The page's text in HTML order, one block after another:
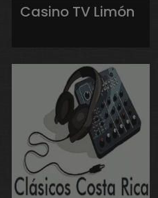
Casino TV Limón